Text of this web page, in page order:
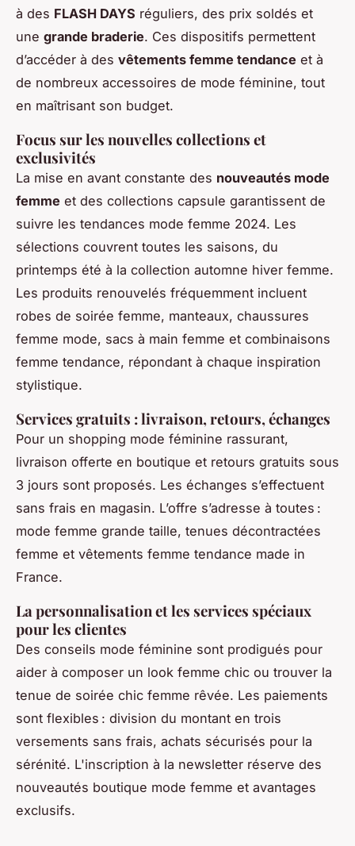
à des FLASH DAYS réguliers, des prix soldés et
une grande braderie. Ces dispositifs permettent
d’accéder à des vêtements femme tendance et à
de nombreux accessoires de mode féminine, tout
en maîtrisant son budget.
Focus sur les nouvelles collections et
exclusivités
La mise en avant constante des nouveautés mode
femme et des collections capsule garantissent de
suivre les tendances mode femme 2024. Les
sélections couvrent toutes les saisons, du
printemps été à la collection automne hiver femme.
Les produits renouvelés fréquemment incluent
robes de soirée femme, manteaux, chaussures
femme mode, sacs à main femme et combinaisons
femme tendance, répondant à chaque inspiration
stylistique.
Services gratuits : livraison, retours, échanges
Pour un shopping mode féminine rassurant,
livraison offerte en boutique et retours gratuits sous
3 jours sont proposés. Les échanges s’effectuent
sans frais en magasin. L’offre s’adresse à toutes :
mode femme grande taille, tenues décontractées
femme et vêtements femme tendance made in
France.
La personnalisation et les services spéciaux
pour les clientes
Des conseils mode féminine sont prodigués pour
aider à composer un look femme chic ou trouver la
tenue de soirée chic femme rêvée. Les paiements
sont flexibles : division du montant en trois
versements sans frais, achats sécurisés pour la
sérénité. L'inscription à la newsletter réserve des
nouveautés boutique mode femme et avantages
exclusifs.